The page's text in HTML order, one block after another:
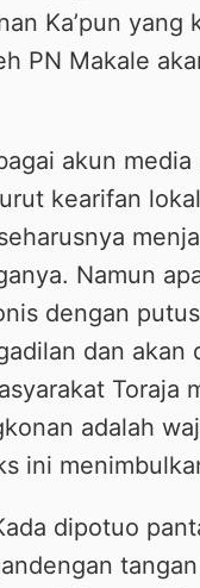
Ka’pun
PN Makale
akun media
kearifan
Namun
dengan
dan
Toraja
adalah
ini
dipotuo